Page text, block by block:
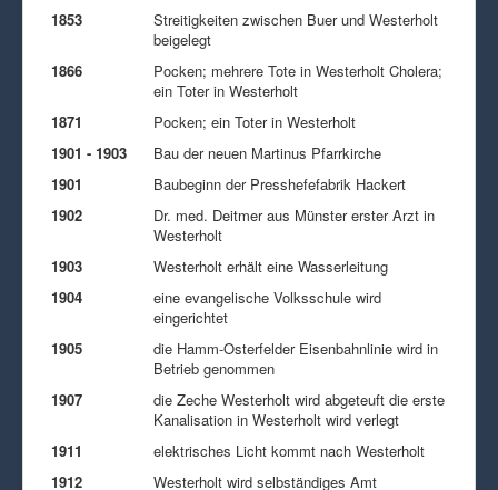
1853
Streitigkeiten zwischen Buer und Westerholt
beigelegt
1866
Pocken; mehrere Tote in Westerholt Cholera;
ein Toter in Westerholt
1871
Pocken; ein Toter in Westerholt
1901 - 1903
Bau der neuen Martinus Pfarrkirche
1901
Baubeginn der Presshefefabrik Hackert
1902
Dr. med. Deitmer aus Münster erster Arzt in
Westerholt
1903
Westerholt erhält eine Wasserleitung
1904
eine evangelische Volksschule wird
eingerichtet
1905
die Hamm-Osterfelder Eisenbahnlinie wird in
Betrieb genommen
1907
die Zeche Westerholt wird abgeteuft die erste
Kanalisation in Westerholt wird verlegt
1911
elektrisches Licht kommt nach Westerholt
1912
Westerholt wird selbständiges Amt